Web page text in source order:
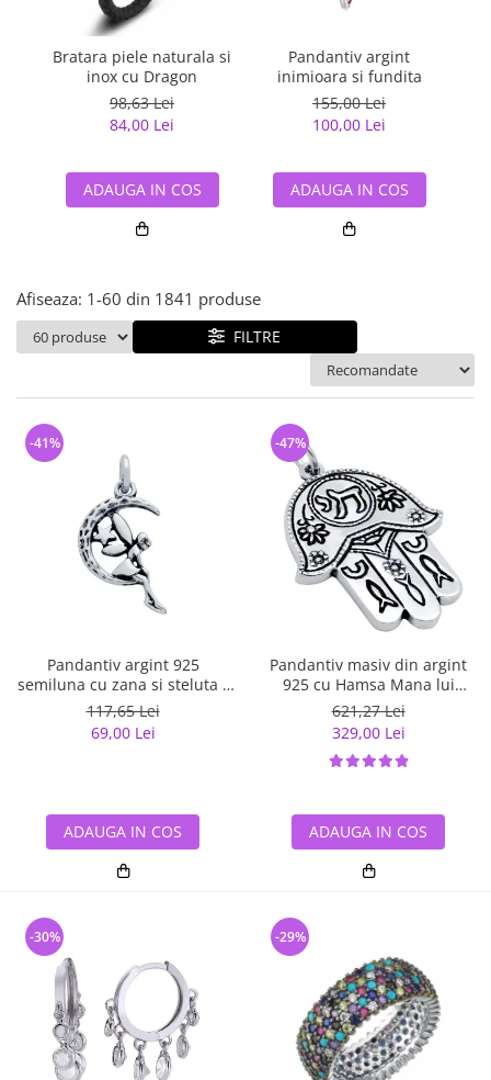
semipretioase
Bijuterii argint placat cu aur
Bijuterii argint cu diverse
Bijuterii de Lux
Bijuterii gotice si rock
Bijuterii Handmade
Bijuterii fantezie
Bijuterii tungsten
Solutii si lavete de curatare
bijuterii argint
Bratara piele naturala si
inox cu Dragon
98,63 Lei
84,00 Lei
ADAUGA IN COS
Pandantiv argint
inimioara si fundita
155,00 Lei
100,00 Lei
ADAUGA IN COS
Afiseaza: 1-60 din 1841 produse
FILTRE
Pandantiv argint 925
semiluna cu zana si steluta -
Be Fantastic PSX0560
117,65 Lei
69,00 Lei
-41%
ADAUGA IN COS
Pandantiv masiv din argint
925 cu Hamsa Mana lui
Fatima
621,27 Lei
329,00 Lei
-47%
ADAUGA IN COS
-30% -29%